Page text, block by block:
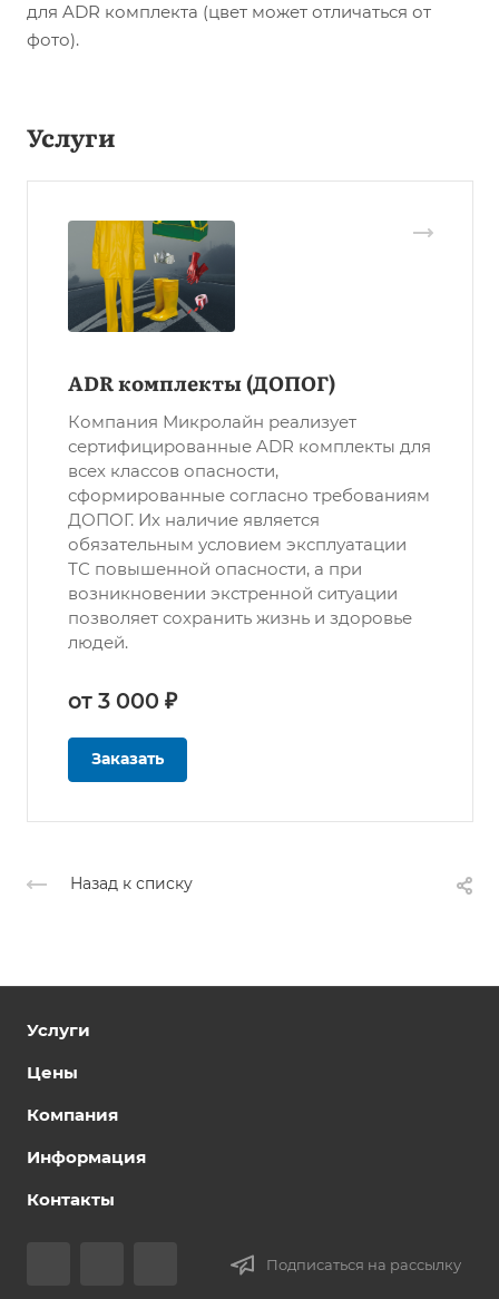
для ADR комплекта (цвет может отличаться от
фото).
Услуги
ADR комплекты (ДОПОГ)
Компания Микролайн реализует
сертифицированные ADR комплекты для
всех классов опасности,
сформированные согласно требованиям
ДОПОГ. Их наличие является
обязательным условием эксплуатации
ТС повышенной опасности, а при
возникновении экстренной ситуации
позволяет сохранить жизнь и здоровье
людей.
от 3 000 ₽
Заказать
Назад к списку
Услуги
Цены
Компания
Информация
Контакты
Подписаться на рассылку